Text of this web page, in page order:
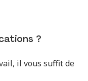
?
il vous suffit de